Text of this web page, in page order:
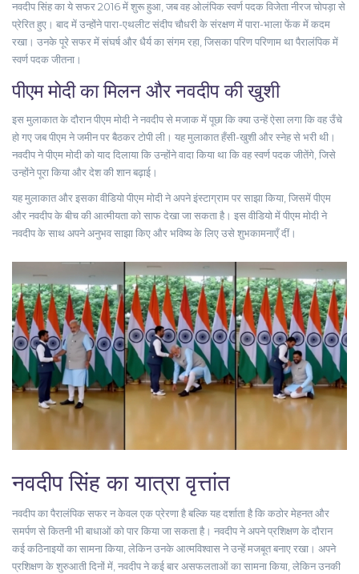
नवदीप सिंह का ये सफर 2016 में शुरू हुआ, जब वह ओलंपिक स्वर्ण पदक विजेता नीरज चोपड़ा से
प्रेरित हुए। बाद में उन्होंने पारा-एथलीट संदीप चौधरी के संरक्षण में पारा-भाला फेंक में कदम
रखा। उनके पूरे सफर में संघर्ष और धैर्य का संगम रहा, जिसका परिण परिणाम था पैरालंपिक में
स्वर्ण पदक जीतना।
पीएम मोदी का मिलन और नवदीप की खुशी
इस मुलाकात के दौरान पीएम मोदी ने नवदीप से मजाक में पूछा कि क्या उन्हें ऐसा लगा कि वह उँचे
हो गए जब पीएम ने जमीन पर बैठकर टोपी ली। यह मुलाकात हँसी-खुशी और स्नेह से भरी थी।
नवदीप ने पीएम मोदी को याद दिलाया कि उन्होंने वादा किया था कि वह स्वर्ण पदक जीतेंगे, जिसे
उन्होंने पूरा किया और देश की शान बढ़ाई।
यह मुलाकात और इसका वीडियो पीएम मोदी ने अपने इंस्टाग्राम पर साझा किया, जिसमें पीएम
और नवदीप के बीच की आत्मीयता को साफ देखा जा सकता है। इस वीडियो में पीएम मोदी ने
नवदीप के साथ अपने अनुभव साझा किए और भविष्य के लिए उसे शुभकामनाएँ दीं।
नवदीप सिंह का यात्रा वृत्तांत
नवदीप का पैरालंपिक सफर न केवल एक प्रेरणा है बल्कि यह दर्शाता है कि कठोर मेहनत और
समर्पण से कितनी भी बाधाओं को पार किया जा सकता है। नवदीप ने अपने प्रशिक्षण के दौरान
कई कठिनाइयों का सामना किया, लेकिन उनके आत्मविश्वास ने उन्हें मजबूत बनाए रखा। अपने
प्रशिक्षण के शुरुआती दिनों में, नवदीप ने कई बार असफलताओं का सामना किया, लेकिन उनकी